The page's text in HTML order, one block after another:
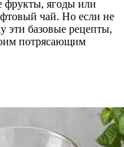
фрукты, ягоды или
чай. Но если не
эти базовые рецепты,
потрясающим